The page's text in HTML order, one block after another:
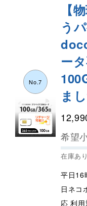
No.7
【
う
ー
ま
希望
在庫あり
平日16
日ネコ
応 利